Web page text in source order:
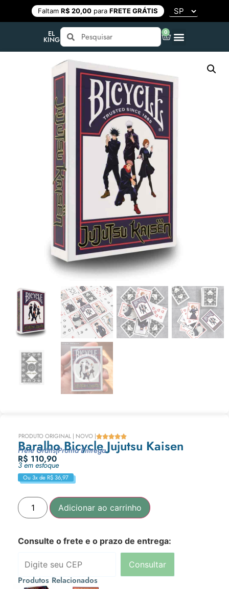
Faltam R$ 20,00para FRETE GRÁTIS
EL
KING
0
PRODUTO ORIGINAL | NOVO |
Baralho Bicycle Jujutsu Kaisen
Frete Grátis|Pronta Entrega
R$ 110,90
3 em estoque
Ou 3x de R$36,97
Adicionar ao carrinho
Consulte o frete e o prazo de entrega:
Consultar
Produtos Relacionados